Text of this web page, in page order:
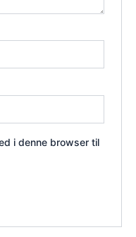
i denne browser til